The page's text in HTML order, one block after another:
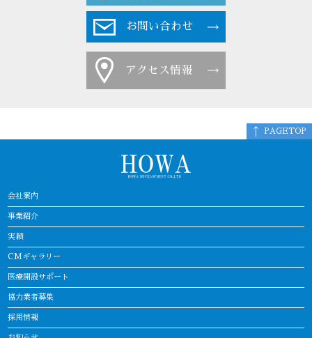
お問い合わせ
アクセス情報
会社案内
事業紹介
実績
CMギャラリー
医療開設サポート
協力業者募集
採用情報
PAGETOP